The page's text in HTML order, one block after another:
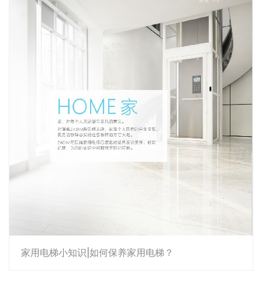
家用电梯小知识|如何保养家用电梯？